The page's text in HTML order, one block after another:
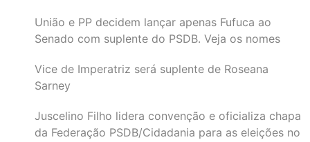
União e PP decidem lançar apenas Fufuca ao
Senado com suplente do PSDB. Veja os nomes
Vice de Imperatriz será suplente de Roseana
Sarney
Juscelino Filho lidera convenção e oficializa chapa
da Federação PSDB/Cidadania para as eleições no